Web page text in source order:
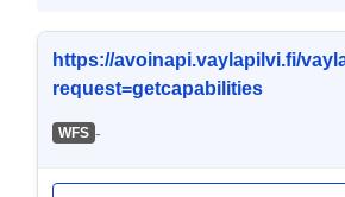
https://avoinapi.vaylapilvi.fi/
request=getcapabilities
WFS -